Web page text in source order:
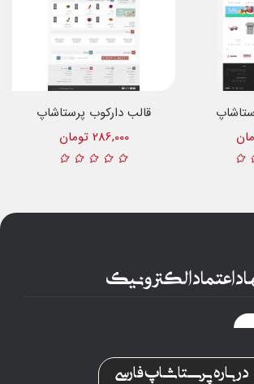
قالب دارکوب پرستاشاپ
286,000 تومان
اعتماد الکترونیک
درباره پرستاشاپ فارسی